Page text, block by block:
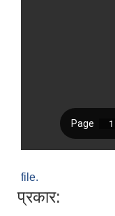
file.
प्रकार: